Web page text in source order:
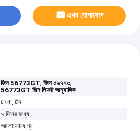
এখন যোগাযোগ
জিন 56773GT,জিন ৫৬৭৭৩,
56773GT জিন লিফট আনুষাঙ্গিক
চাংশা, চীন
৭ দিনের মধ্যে
আলোচনাযোগ্য